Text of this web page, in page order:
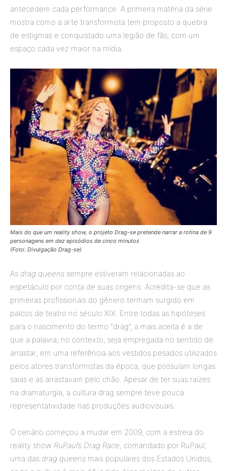
antecedem cada performance. A primeira matéria da série
mostra como a arte transformista tem proposto a quebra
de estigmas e conquistado uma legião de fãs, com um
espaço cada vez maior na mídia.
Mais do que um reality show, o projeto Drag-se pretende narrar a rotina de 9
personagens em dez episódios de cinco minutos
(Foto: Divulgação Drag-se)
As drag queens sempre estiveram relacionadas ao
espetáculo por conta de suas origens. Acredita-se que as
primeiras profissionais do gênero tenham surgido em
palcos de teatro no século XIX. Entre todas as hipóteses
para o nascimento do termo “drag”, a mais aceita é a de
que a palavra, no contexto, seja empregada no sentido de
arrastar, em uma referência aos vestidos pesados utilizados
pelos atores transformistas da época, que possuíam longas
saias e as arrastavam pelo chão. Apesar de ter suas raízes
na dramaturgia, a cultura drag sempre teve pouca
representatividade nas produções audiovisuais.
O cenário começou a mudar em 2009, com a estreia do
reality show RuPaul’s Drag Race, comandado por RuPaul,
uma das drag queens mais populares dos Estados Unidos,